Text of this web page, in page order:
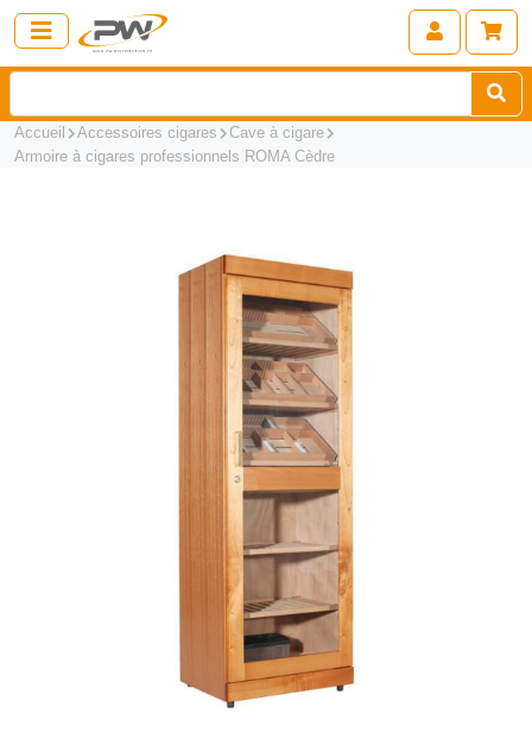
Accueil Accessoires cigares
Cave à cigare
Armoire à cigares professionnels ROMA Cèdre